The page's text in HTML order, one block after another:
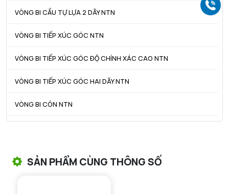
VÒNG BI CẦU TỰ LỰA 2 DÃY NTN
VÒNG BI TIẾP XÚC GÓC NTN
VÒNG BI TIẾP XÚC GÓC ĐỘ CHÍNH XÁC CAO NTN
VÒNG BI TIẾP XÚC GÓC HAI DÃY NTN
VÒNG BI CÔN NTN
SẢN PHẨM CÙNG THÔNG SỐ